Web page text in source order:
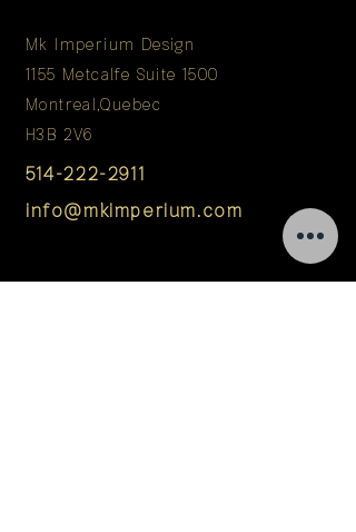
Mk Imperium Design
1155 Metcalfe Suite 1500
Montreal,Quebec
H3B 2V6
514-222-2911
info@mkimperium.com